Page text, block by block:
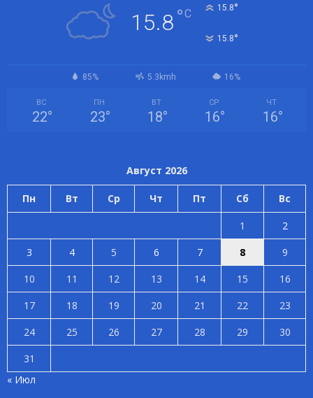
15.8°C 15.8°
15.8°
85% 5.3kmh 16%
ВС
22°
ПН
23°
ВТ
18°
СР
16°
ЧТ
16°
Август 2026
Пн Вт Ср Чт Пт Сб Вс
1
2
3
4 5 6 7 8
9
10
11 12 13 14 15
16
17
18 19 20 21 22
23
24
25 26 27 28 29
30
31
« Июл